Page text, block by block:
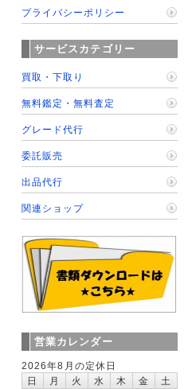
プライバシーポリシー
サービスカテゴリー
買取・下取り
無料鑑定・無料査定
グレード代行
委託販売
出品代行
関連ショップ
営業カレンダー
2026年8月の定休日
日
月 火 水 木 金
土